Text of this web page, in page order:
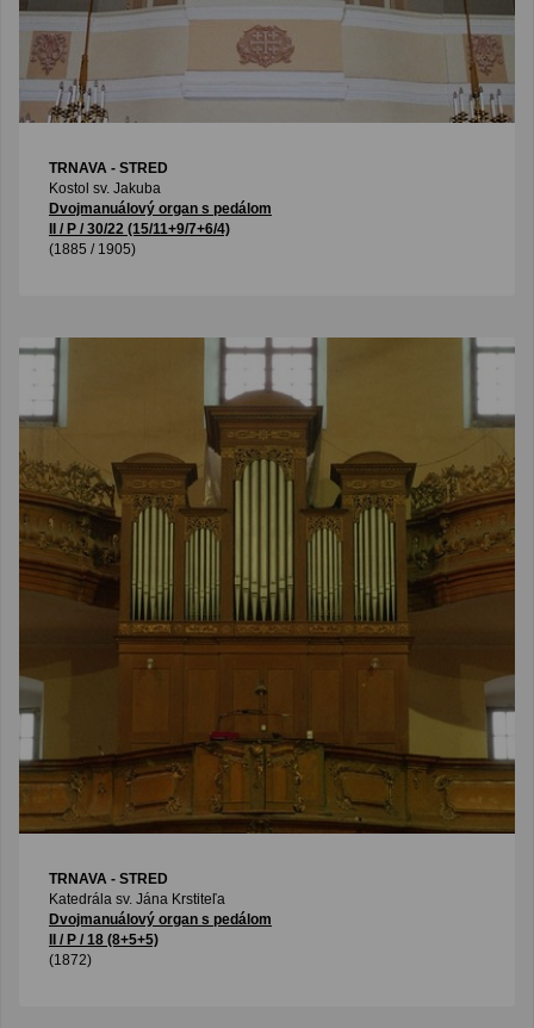
TRNAVA - STRED
Kostol sv. Jakuba
Dvojmanuálový organ s pedálom
II / P / 30/22 (15/11+9/7+6/4)
(1885 / 1905)
TRNAVA - STRED
Katedrála sv. Jána Krstiteľa
Dvojmanuálový organ s pedálom
II / P / 18 (8+5+5)
(1872)